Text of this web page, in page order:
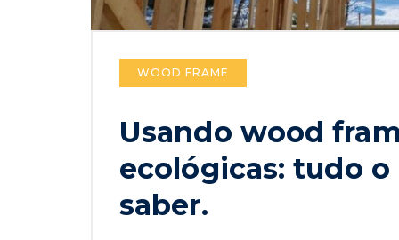
WOOD FRAME
Usando wood
ecológicas: tudo
saber.